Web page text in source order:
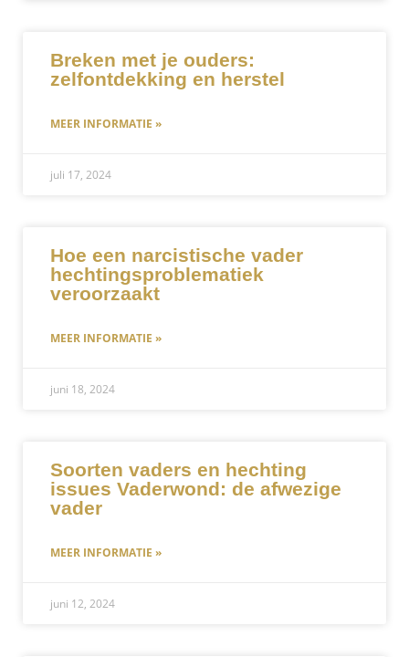
Breken met je ouders:
zelfontdekking en herstel
MEER INFORMATIE »
juli 17, 2024
Hoe een narcistische vader
hechtingsproblematiek
veroorzaakt
MEER INFORMATIE »
juni 18, 2024
Soorten vaders en hechting
issues Vaderwond: de afwezige
vader
MEER INFORMATIE »
juni 12, 2024